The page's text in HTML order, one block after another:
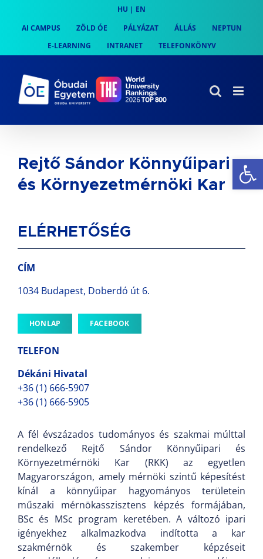
content
HU | EN
AI CAMPUS
ZÖLD ÓE PÁLYÁZAT ÁLLÁS
NEPTUN
E-LEARNING
INTRANET TELEFONKÖNYV
Rejtő Sándor Könnyűipari
és Környezetmérnöki Kar
ELÉRHETŐSÉG
CÍM
1034 Budapest, Doberdó út 6.
HONLAP FACEBOOK
TELEFON
Dékáni Hivatal
+36 (1) 666-5907
+36 (1) 666-5905
A fél évszázados tudományos és szakmai múlttal
rendelkező Rejtő Sándor Könnyűipari és
Környezetmérnöki Kar (RKK) az egyetlen
Magyarországon, amely mérnöki szintű képesítést
kínál a könnyűipar hagyományos területein
műszaki mérnökasszisztens képzés formájában,
BSc és MSc program keretében. A változó ipari
igényekhez alkalmazkodva indította a kar
szakmérnök és szakember képzéseit